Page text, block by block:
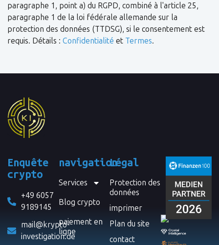
paragraphe 1, point a) du RGPD, combiné à l'article 25,
paragraphe 1 de la loi fédérale allemande sur la
protection des données (TTDSG), si le consentement est
requis. Détails : Confidentialité et Termes.
Enquête
crypto
+49 6057
9189145
mail@krypto-
investigation.de
navigation
Services
Blog crypto
paiement en
ligne
Légal
Protection des
données
imprimer
Plan du site
contact